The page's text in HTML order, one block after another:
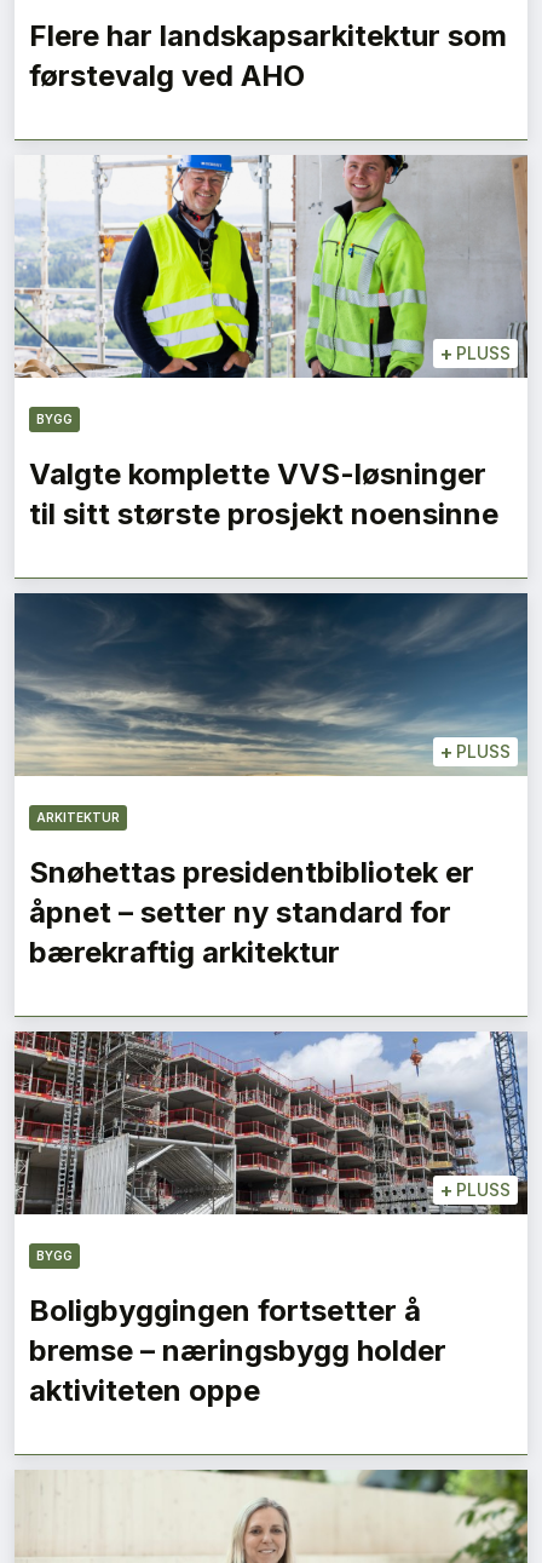
Flere har landskapsarkitektur som
førstevalg ved AHO
+ PLUSS
BYGG
Valgte komplette VVS-løsninger
til sitt største prosjekt noensinne
+ PLUSS
ARKITEKTUR
Snøhettas presidentbibliotek er
åpnet – setter ny standard for
bærekraftig arkitektur
+ PLUSS
BYGG
Boligbyggingen fortsetter å
bremse – næringsbygg holder
aktiviteten oppe